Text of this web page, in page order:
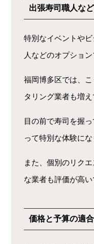
出張寿司職人な
特別なイベントや
人などのオプショ
福岡博多区では、
タリング業者も増え
目の前で寿司を握
って特別な体験にな
また、個別のリク
な業者も評価が高い
価格と予算の適